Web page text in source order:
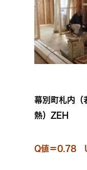
幕別町札内（
熱）ZEH
Q値＝0.78